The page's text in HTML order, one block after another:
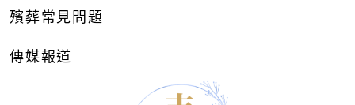
殯葬常見問題
傳媒報道